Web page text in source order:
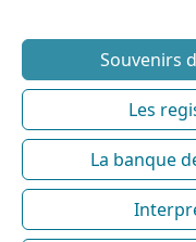
Souvenirs
Les
La banque